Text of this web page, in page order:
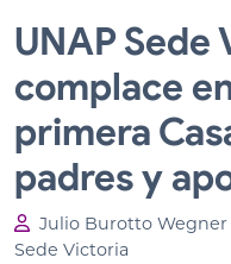
UNAP Sede
complace
primera
padres y
Julio Burotto Wegner
Sede Victoria